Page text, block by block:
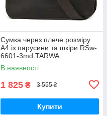
Сумка через плече розміру
А4 із парусини та шкіри RSw-
6601-3md TARWA
В наявності
1 825 ₴ 3 555 ₴
Купити